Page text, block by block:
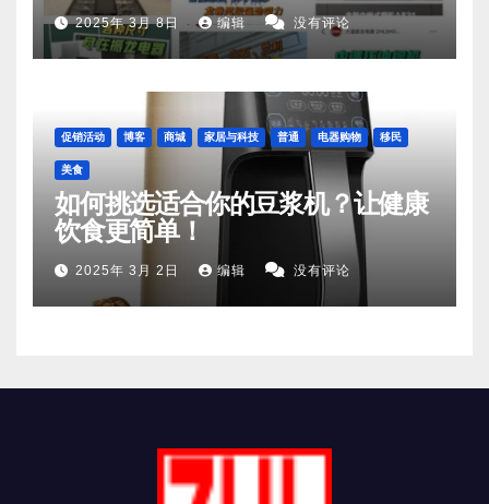
2025年 3月 8日 编辑 没有评论
促销活动 博客 商城 家居与科技 普通 电器购物 移民
美食
如何挑选适合你的豆浆机？让健康
饮食更简单！
2025年 3月 2日 编辑 没有评论